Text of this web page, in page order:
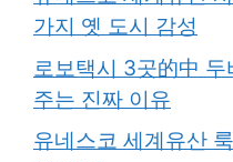
가지 옛 도시 감성
로보택시 3곳的中
주는 진짜 이유
유네스코 세계유산